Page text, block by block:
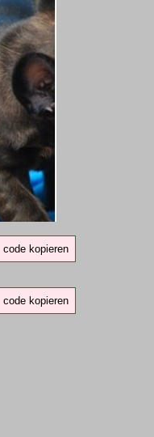
code kopieren
code kopieren